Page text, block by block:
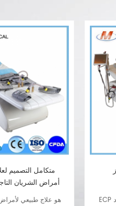
أمراض الشريان
ECP هو الاسم المختصر لـ "النبض المضاد